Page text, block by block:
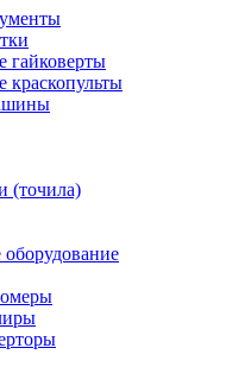
гайковерты
краскопульты
(точила)